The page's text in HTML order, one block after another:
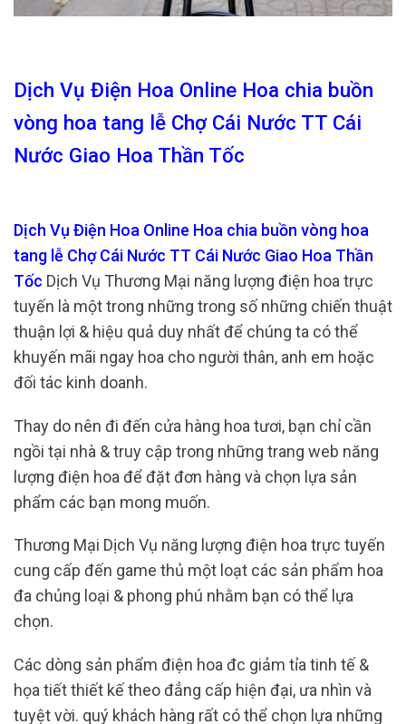
Dịch Vụ Điện Hoa Online Hoa chia buồn
vòng hoa tang lễ Chợ Cái Nước TT Cái
Nước Giao Hoa Thần Tốc
Dịch Vụ Điện Hoa Online Hoa chia buồn vòng hoa
tang lễ Chợ Cái Nước TT Cái Nước Giao Hoa Thần
Tốc Dịch Vụ Thương Mại năng lượng điện hoa trực
tuyến là một trong những trong số những chiến thuật
thuận lợi & hiệu quả duy nhất để chúng ta có thể
khuyến mãi ngay hoa cho người thân, anh em hoặc
đối tác kinh doanh.
Thay do nên đi đến cửa hàng hoa tươi, bạn chỉ cần
ngồi tại nhà & truy cập trong những trang web năng
lượng điện hoa để đặt đơn hàng và chọn lựa sản
phẩm các bạn mong muốn.
Thương Mại Dịch Vụ năng lượng điện hoa trực tuyến
cung cấp đến game thủ một loạt các sản phẩm hoa
đa chủng loại & phong phú nhằm bạn có thể lựa
chọn.
Các dòng sản phẩm điện hoa đc giảm tỉa tinh tế &
họa tiết thiết kế theo đẳng cấp hiện đại, ưa nhìn và
tuyệt vời. quý khách hàng rất có thể chọn lựa những